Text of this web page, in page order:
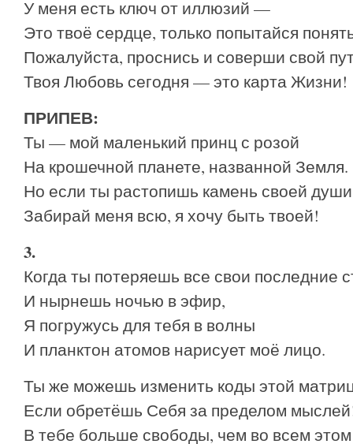
У меня есть ключ от иллюзий —
Это твоё сердце, только попытайся
Пожалуйста, проснись и соверши свой
Твоя Любовь сегодня — это карта Жизни!
ПРИПЕВ:
Ты — мой маленький принц с розой
На крошечной планете, названной Земля.
Но если ты растопишь камень своей
Забирай меня всю, я хочу быть твоей!
3.
Когда ты потеряешь все свои последние
И нырнешь ночью в эфир,
Я погружусь для тебя в волны
И планктон атомов нарисует моё лицо.
Ты же можешь изменить коды этой
Если обретёшь Себя за пределом
В тебе больше свободы, чем во всем